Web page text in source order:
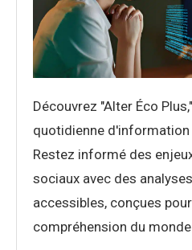
Découvrez "Alter Éco
quotidienne d'information
Restez informé des
sociaux avec des
accessibles, conçues
compréhension du